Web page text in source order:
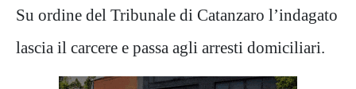
Su ordine del Tribunale di Catanzaro l’indagato
lascia il carcere e passa agli arresti domiciliari.